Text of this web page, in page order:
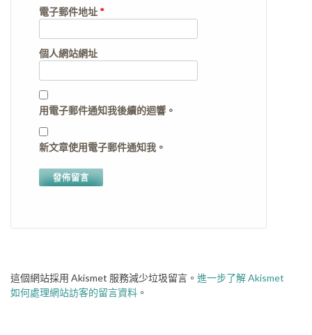
電子郵件地址 *
個人網站網址
用電子郵件通知我後續的迴響。
新文章使用電子郵件通知我。
這個網站採用 Akismet 服務減少垃圾留言。 進一步了解 Akismet
如何處理網站訪客的留言資料 。